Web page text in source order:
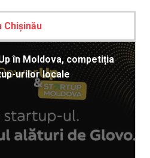
Chișinău
în Moldova, competiția
urilor locale